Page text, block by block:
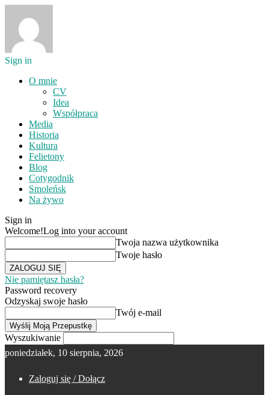
Sign in
O mnie
CV
Idea
Współpraca
Media
Historia
Kultura
Felietony
Blog
Cotygodnik
Smoleńsk
Na żywo
Sign in
Welcome!Log into your account
Twoja nazwa użytkownika
Twoje hasło
Nie pamiętasz hasła?
Password recovery
Odzyskaj swoje hasło
Twój e-mail
Wyszukiwanie
poniedziałek, 10 sierpnia, 2026
Zaloguj się / Dołącz